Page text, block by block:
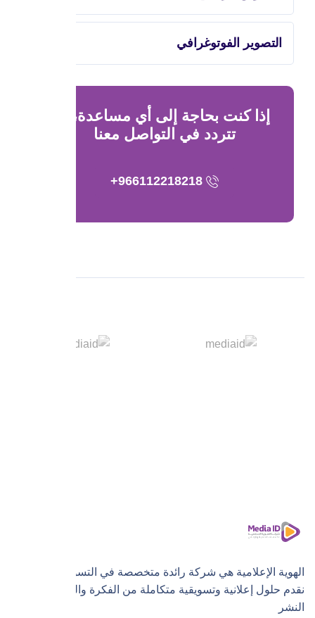
التصوير الفوتوغرافي
إذا كنت بحاجة إلى أي مساعدة، لا
تتردد في التواصل معنا
966112218218+
الهوية الإعلامية هي شركة رائدة متخصصة في التسويق الرقمي،
نقدم حلول إعلانية وتسويقية متكاملة من الفكرة والتنفيذ إلى
النشر